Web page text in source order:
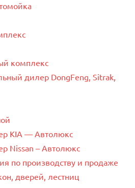
комплекс
дилер DongFeng, Sitrak,
KIA — Автолюкс
Nissan – Автолюкс
по производству и продаже
дверей, лестниц